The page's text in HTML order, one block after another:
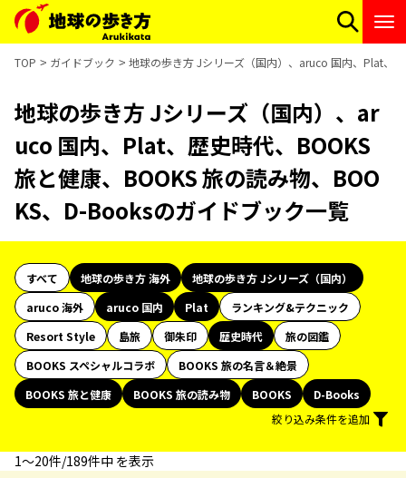
TOP ガイドブック 地球の歩き方 Jシリーズ（国内）、aruco 国内、Plat、
地球の歩き方 Jシリーズ（国内）、ar
uco 国内、Plat、歴史時代、BOOKS
旅と健康、BOOKS 旅の読み物、BOO
KS、D-Booksのガイドブック一覧
すべて 地球の歩き方 海外
地球の歩き方 Jシリーズ（国内）
aruco 海外
aruco 国内 Plat
ランキング&テクニック
Resort Style
島旅 御朱印 歴史時代
旅の図鑑
BOOKS スペシャルコラボ
BOOKS 旅の名言＆絶景
BOOKS 旅と健康
BOOKS 旅の読み物 BOOKS
D-Books
絞り込み条件を追加
1〜20件/189件中 を表示